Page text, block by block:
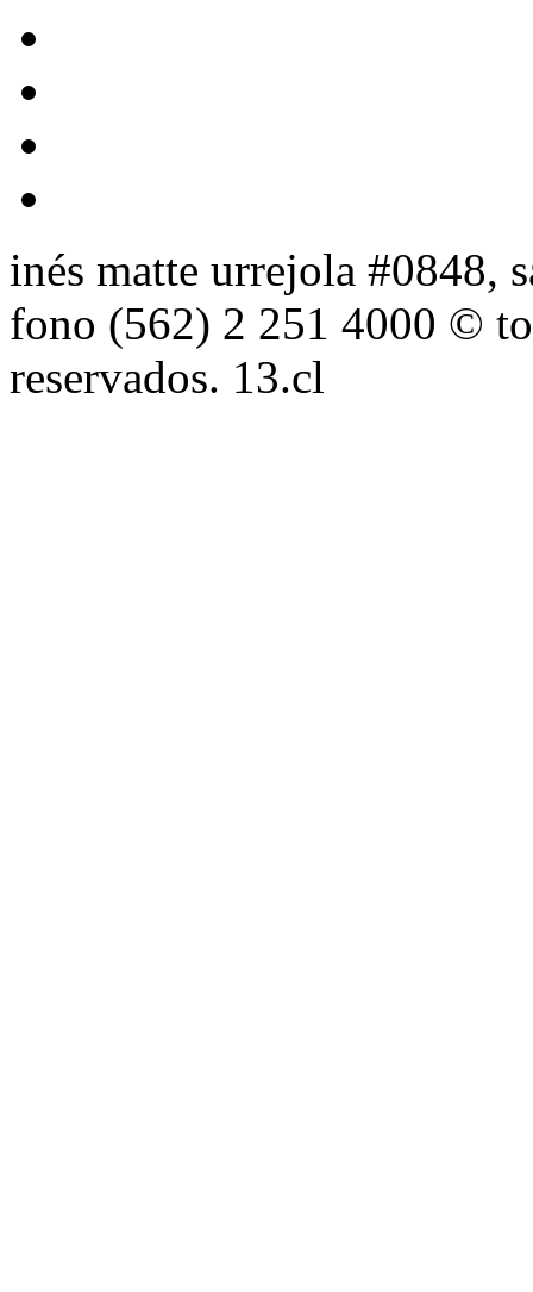
inés matte urrejola #0848,
fono (562) 2 251 4000 ©
reservados. 13.cl